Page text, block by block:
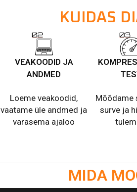
KUIDAS
VEAKOODID JA
ANDMED
Loeme veakoodid,
vaatame üle andmed ja
varasema ajaloo
Mõõdame
surve ja
MIDA